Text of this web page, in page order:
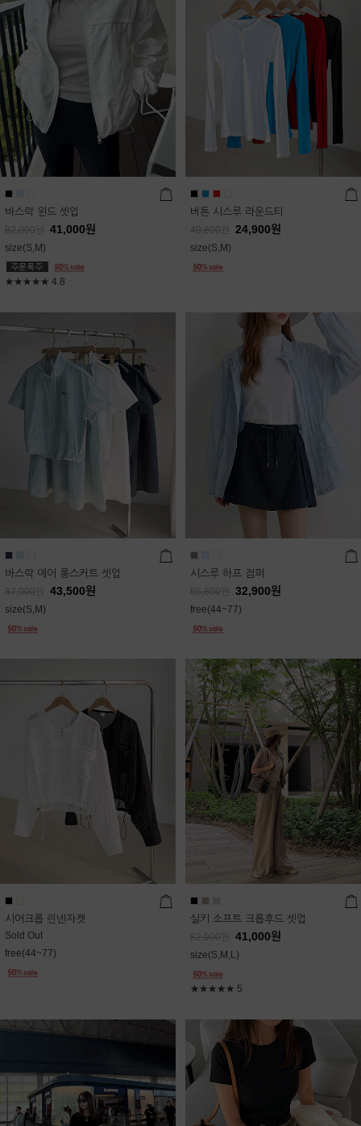
바스락 윈드 셋업
82,000 41,000원
size(S,M)
★★★★★ 4.8
버튼 시스루 라운드티
49,800 24,900원
size(S,M)
바스락 에어 롱스커트 셋업
87,000 43,500원
size(S,M)
시스루 하프 점퍼
65,800 32,900원
free(44~77)
시어크롭 린넨자켓
Sold Out
free(44~77)
실키 소프트 크롭후드 셋업
82,000 41,000원
size(S,M,L)
★★★★★ 5